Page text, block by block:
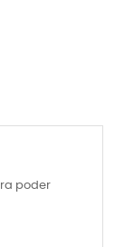
poder